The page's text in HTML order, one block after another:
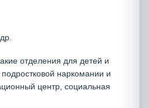
отделения для детей и
подростковой наркомании и
центр, социальная